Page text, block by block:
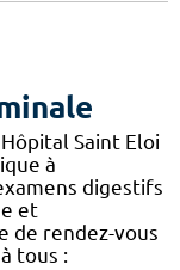
Saint Eloi
à
digestifs
et
de rendez-vous
tous :